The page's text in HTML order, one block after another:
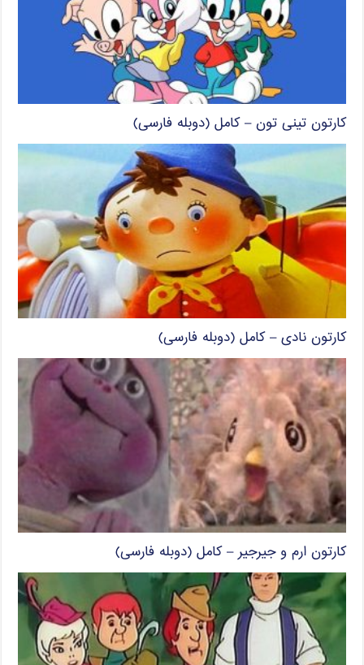
کارتون تینی تون – کامل (دوبله فارسی)
کارتون نادی – کامل (دوبله فارسی)
کارتون ارم و جیرجیر – کامل (دوبله فارسی)